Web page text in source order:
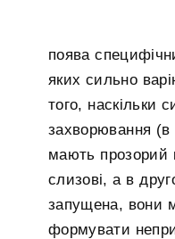
поява
яких сильно
того, наскільки
захворювання (в
мають прозорий
слизові, а в
запущена, вони
формувати